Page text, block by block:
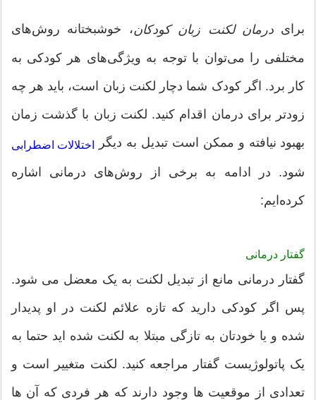
برای درمان لکنت زبان کودکان، خوشبختانه روش‌های
مختلفی را می‌توان با توجه به ویژگی‌های هر کودکی به
کار برد. اگر کودک شما دچار لکنت زبان است، باید هر چه
زودتر برای درمان اقدام کنید. لکنت زبان با گذشت زمان
بهبود نیافته و ممکن است تبدیل به دیگر
اختلالات اضطرابی
شود. در ادامه به برخی از روش‌های درمانی اشاره
کرده‌ایم:
گفتار درمانی
گفتار درمانی مانع از تبدیل لکنت به یک معضل می شود.
پس اگر کودکی دارید که تازه علائم لکنت در او پدیدار
شده و یا خودتان به تازگی مبتلا به لکنت شده اید حتما به
یک پاتولوژیست گفتار مراجعه کنید. لکنت متغییر است و
تعدادی از موقعیت ها وجود دارند که هر فردی که آن ها